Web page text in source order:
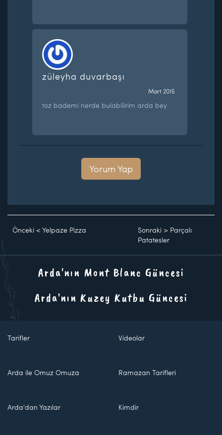
züleyha duvarbaşı
Mart 2015
toz bademi nerde bulabilirim arda bey
Yorum Yap
Önceki < Yelpaze Pizza Sonraki > Parçalı
Patatesler
Arda'nın Mont Blanc Güncesi
Arda'nın Kuzey Kutbu Güncesi
Tarifler Videolar
Arda ile Omuz Omuza Ramazan Tarifleri
Arda'dan Yazılar Kimdir